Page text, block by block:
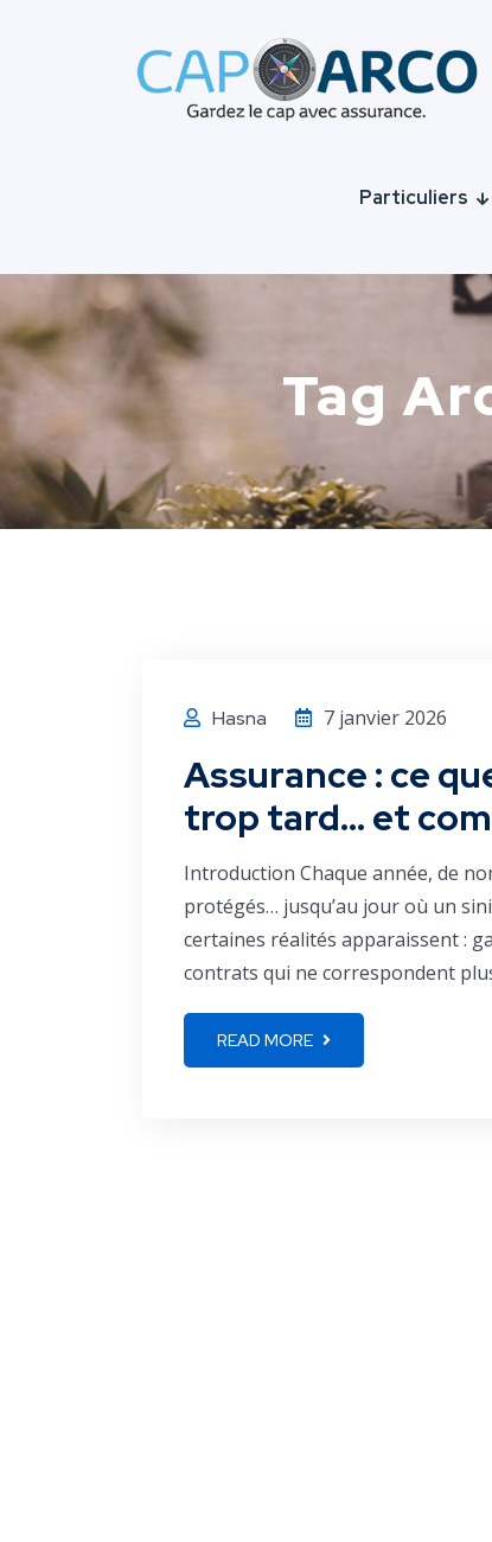
Particuliers
Tag
Hasna 7 janvier 2026
Assurance : ce
trop tard… et
Introduction Chaque année, de
protégés… jusqu’au jour où un
certaines réalités apparaissent :
contrats qui ne correspondent
READ MORE